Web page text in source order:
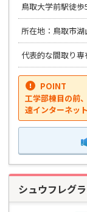
鳥取大学前駅徒歩
所在地：鳥取市
代表的な間取り
POINT
工学部棟目の前
速インターネッ
シュウフレグ